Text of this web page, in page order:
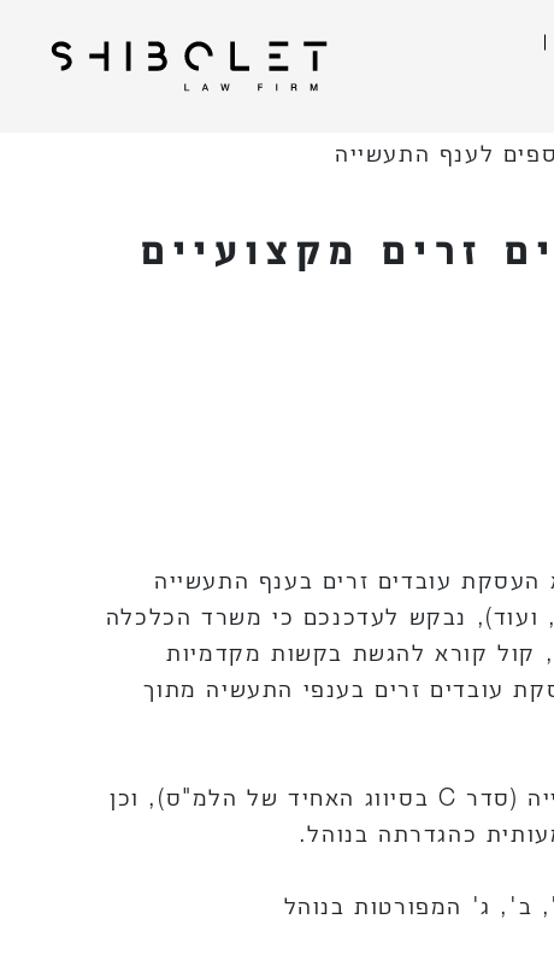
Firm
בקשות: 1,500 עובדים זרים מקצועיים
עובדים זרים בענף התעשייה
ועוד), נבקש לעדכנכם כי משרד הכלכלה
והתעשייה פרסם אתמול, 11 במרץ 2025, קול קורא להגשת בקשות מקדמיות
עובדים זרים בענפי התעשיה מתוך
ההקצאה מיועדת למעסיקים בענף התעשייה (סדר C בסיווג האחיד של הלמ"ס), וכן
כהגדרתה בנוהל.
ב', ג' המפורטות בנוהל